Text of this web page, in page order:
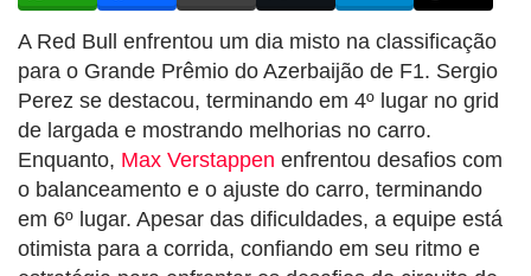
A Red Bull enfrentou um dia misto na classificação
para o Grande Prêmio do Azerbaijão de F1. Sergio
Perez se destacou, terminando em 4º lugar no grid
de largada e mostrando melhorias no carro.
Enquanto, Max Verstappen enfrentou desafios com
o balanceamento e o ajuste do carro, terminando
em 6º lugar. Apesar das dificuldades, a equipe está
otimista para a corrida, confiando em seu ritmo e